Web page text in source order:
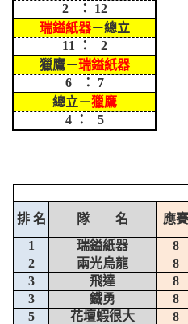
2 ： 12
瑞鎰紙器－總立
11 ： 2
獵鷹－瑞鎰紙器
6 ： 7
總立－獵鷹
4 ： 5
排 名
隊 名 應賽
1
瑞鎰紙器 8
2
兩光烏龍 8
3
飛達 8
3
鐵勇 8
5
花壇蝦很大 8